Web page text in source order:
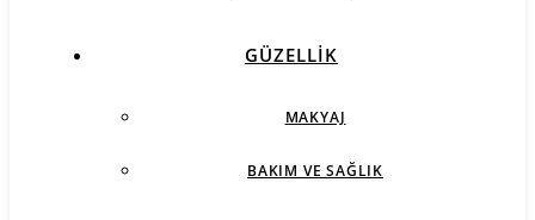
GÜZELLIK
MAKYAJ
BAKIM VE SAĞLIK